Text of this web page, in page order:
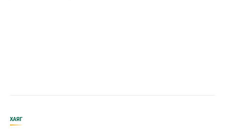
ХАЯГ